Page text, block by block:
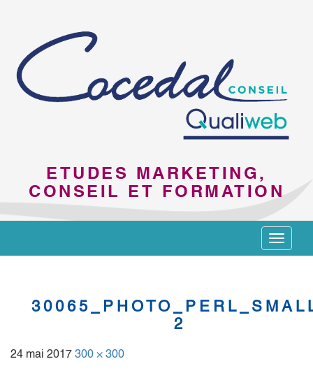
ETUDES MARKETING,
CONSEIL ET FORMATION
Toggle
2
24 mai 2017 300 × 300